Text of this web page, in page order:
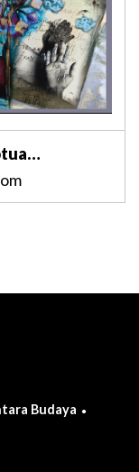
P.
Budaya